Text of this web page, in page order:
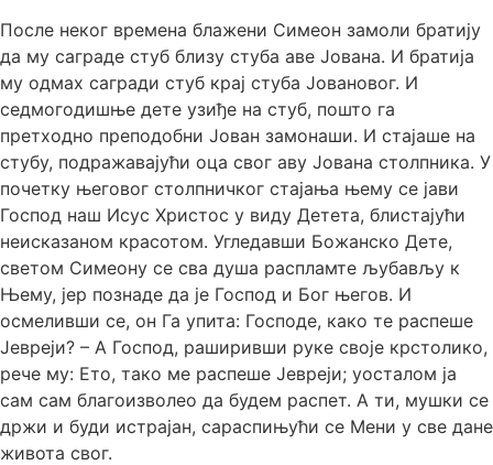
После неког времена блажени Симеон замоли братију
да му саграде стуб близу стуба аве Јована. И братија
му одмах сагради стуб крај стуба Јовановог. И
седмогодишње дете узиђе на стуб, пошто га
претходно преподобни Јован замонаши. И стајаше на
стубу, подражавајући оца свог аву Јована столпника. У
почетку његовог столпничког стајања њему се јави
Господ наш Исус Христос у виду Детета, блистајући
неисказаном красотом. Угледавши Божанско Дете,
светом Симеону се сва душа распламте љубављу к
Њему, јер познаде да је Господ и Бог његов. И
осмеливши се, он Га упита: Господе, како те распеше
Јевреји? – А Господ, раширивши руке своје крстолико,
рече му: Ето, тако ме распеше Јевреји; уосталом ја
сам сам благоизволео да будем распет. А ти, мушки се
држи и буди истрајан, сараспињући се Мени у све дане
живота свог.